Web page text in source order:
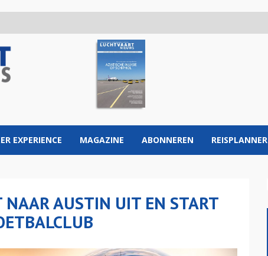
EXPERIENCE MAGAZINE ABONNEREN REISPLANNER
AUSTIN UIT EN START